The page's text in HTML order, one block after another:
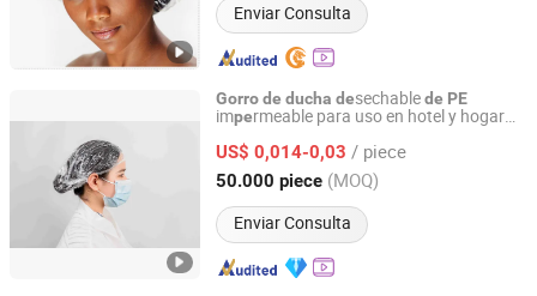
Enviar Consulta
Gorrode ducha desechablede PE
impermeable para uso en hotel y hogar
US$ 0,014-0,03 / piece
50.000 piece (MOQ)
Enviar Consulta
Ammex-Weida (Hubei) Health and Safety Products Co.,
Hubei, China Desde 2021